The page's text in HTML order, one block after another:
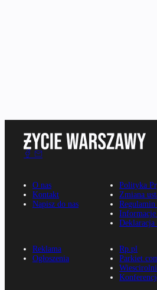
O nas
Kontakt
Napisz do nas
Polityka
Zmiana
Regulamin
Deklaracja
Reklama
Ogłoszenia
Rp.pl